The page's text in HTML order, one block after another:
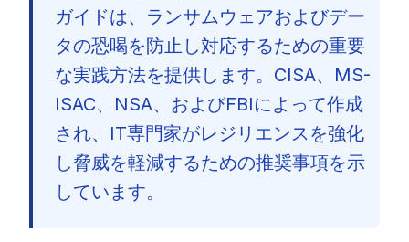
ガイドは、ランサムウェアおよびデー
タの恐喝を防止し対応するための重要
な実践方法を提供します。CISA、MS-
ISAC、NSA、およびFBIによって作成
され、IT専門家がレジリエンスを強化
し脅威を軽減するための推奨事項を示
しています。